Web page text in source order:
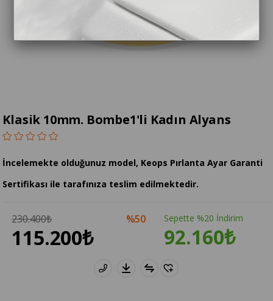
Klasik 10mm. Bombe1'li Kadın Alyans
İncelemekte olduğunuz model, Keops Pırlanta Ayar Garanti
Sertifikası ile tarafınıza teslim edilmektedir.
230.400₺
115.200₺
50 Sepette %20 İndirim
92.160₺